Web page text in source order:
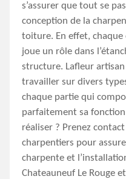
s’assurer que tout se
conception de la
toiture. En effet,
joue un rôle dans
structure. Lafleur
travailler sur divers
chaque partie qui
parfaitement sa
réaliser ? Prenez
charpentiers pour
charpente et
Chateauneuf Le Rouge